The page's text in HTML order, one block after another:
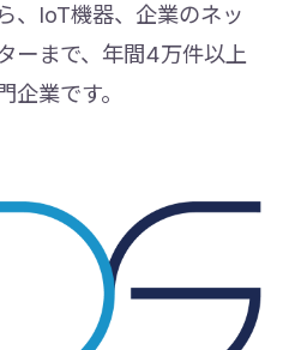
、IoT機器、企業のネッ
ーまで、年間4万件以上
企業です。